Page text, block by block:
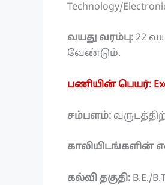
Technology/
வயது வரம்பு: 22
வேண்டும்.
பணியின் பெயர்:
சம்பளம்:
கல்வி தகுதி: B.E./